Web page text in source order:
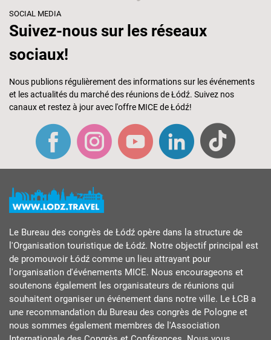
SOCIAL MEDIA
Suivez-nous sur les réseaux
sociaux!
Nous publions régulièrement des informations sur les événements
et les actualités du marché des réunions de Łódź. Suivez nos
canaux et restez à jour avec l'offre MICE de Łódź!
Le Bureau des congrès de Łódź opère dans la structure de
l'Organisation touristique de Łódź. Notre objectif principal est
de promouvoir Łódź comme un lieu attrayant pour
l'organisation d'événements MICE. Nous encourageons et
soutenons également les organisateurs de réunions qui
souhaitent organiser un événement dans notre ville. Le ŁCB a
une recommandation du Bureau des congrès de Pologne et
nous sommes également membres de l'Association